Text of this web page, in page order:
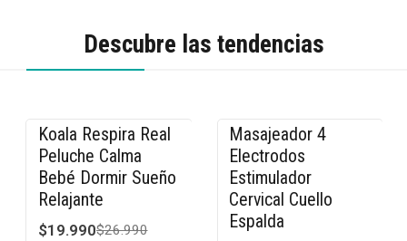
Descubre las tendencias
-26% OFF
Koala Respira Real
Peluche Calma
Bebé Dormir Sueño
Relajante
$19.990$26.990
-33% OFF
Masajeador 4
Electrodos
Estimulador
Cervical Cuello
Espalda